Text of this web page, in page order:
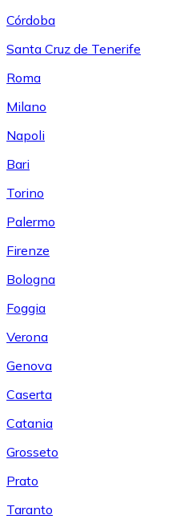
Córdoba
Santa Cruz de Tenerife
Roma
Milano
Napoli
Bari
Torino
Palermo
Firenze
Bologna
Foggia
Verona
Genova
Caserta
Catania
Grosseto
Prato
Taranto